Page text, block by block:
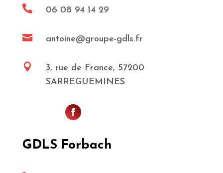
 06 08 94 14 29
 antoine@groupe-gdls.fr

3, rue de France, 57200
SARREGUEMINES
GDLS Forbach